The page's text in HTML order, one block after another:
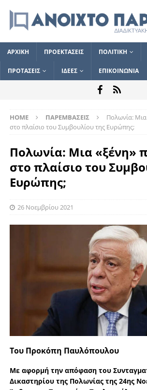
ΑΡΧΙΚΗ ΠΡΟΕΚΤΑΣΕΙΣ ΠΟΛΙΤΙΚΗ
ΠΡΟΤΑΣΕΙΣ ΙΔΕΕΣ ΕΠΙΚΟΙΝΩΝΙΑ
HOME ΠΑΡΕΜΒΑΣΕΙΣ
Πολωνία: Μια
στο πλαίσιο του Συμβουλίου της Ευρώπης;
Πολωνία: Μια «ξένη»
στο πλαίσιο του
Ευρώπης;
26 Νοεμβρίου 2021
Του Προκόπη Παυλόπουλου
Με αφορμή την απόφαση του
Δικαστηρίου της Πολωνίας της 24ης